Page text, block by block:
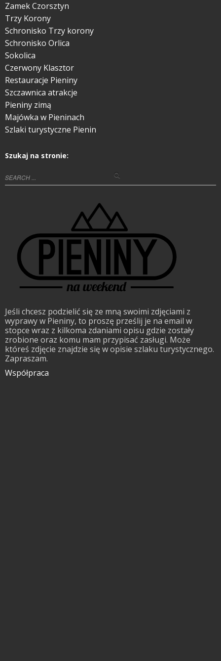
Zamek Czorsztyn
Trzy Korony
Schronisko Trzy korony
Schronisko Orlica
Sokolica
Czerwony Klasztor
Restauracje Pieniny
Szczawnica atrakcje
Pieniny zimą
Majówka w Pieninach
Szlaki turystyczne Pienin
Szukaj na stronie:
Jeśli chcesz podzielić się ze mną swoimi zdjęciami z
wyprawy w Pieniny, to proszę prześlij je na email w
stopce wraz z kilkoma zdaniami opisu gdzie zostały
zrobione oraz komu mam przypisać zasługi. Może
któreś zdjęcie znajdzie się w opisie szlaku turystycznego.
Zapraszam.
Współpraca